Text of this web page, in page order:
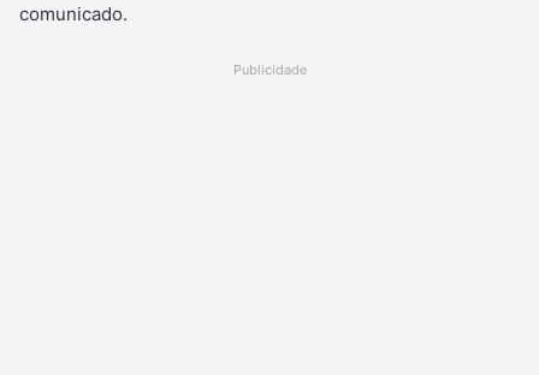
comunicado.
Publicidade